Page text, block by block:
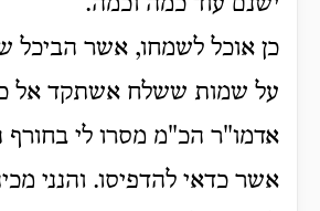
כן אוכל לשמחו, אשר הביכל
על שמות ששלח אשתקד אל
אדמו"ר הכ"מ מסרו לי בחורף
אשר כדאי להדפיסו. והנני